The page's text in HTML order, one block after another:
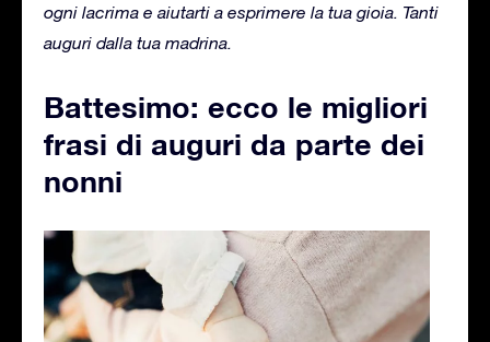
ogni lacrima e aiutarti a esprimere la tua gioia. Tanti
auguri dalla tua madrina.
Battesimo: ecco le migliori
frasi di auguri da parte dei
nonni